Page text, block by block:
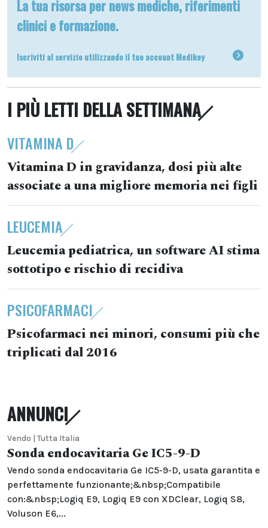
La tua risorsa per news mediche, riferimenti
clinici e formazione.
Iscriviti al servizio utilizzando il tuo account Medikey
I PIÙ LETTI DELLA SETTIMANA
VITAMINA D
Vitamina D in gravidanza, dosi più alte
associate a una migliore memoria nei figli
LEUCEMIA
Leucemia pediatrica, un software AI stima
sottotipo e rischio di recidiva
PSICOFARMACI
Psicofarmaci nei minori, consumi più che
triplicati dal 2016
ANNUNCI
Vendo | Tutta Italia
Sonda endocavitaria Ge IC5-9-D
Vendo sonda endocavitaria Ge IC5-9-D, usata garantita e
perfettamente funzionante;&nbsp;Compatibile
con:&nbsp;Logiq E9, Logiq E9 con XDClear, Logiq S8,
Voluson E6,...